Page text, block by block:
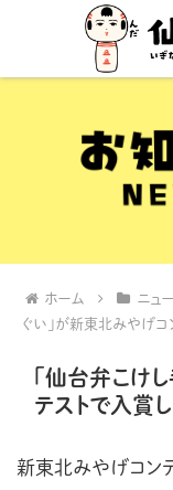
ホーム ニュ
ぐい」が新東北みやげコ
「仙台弁こけ
テストで入賞し
新東北みやげコン